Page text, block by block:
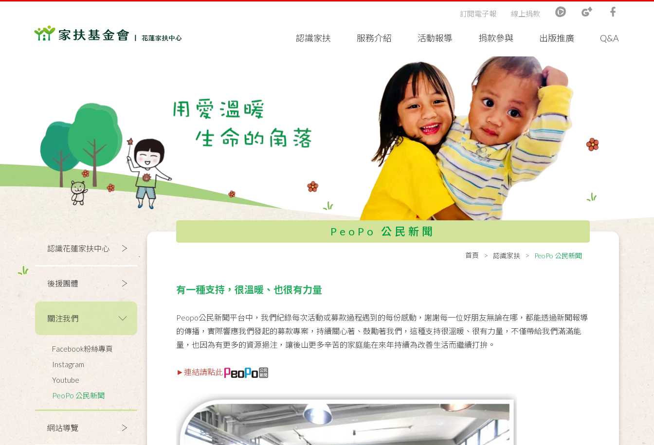
認識家扶 服務介紹 活動報導 捐款參與 出版推廣 Q&A
訂閱電子報 線上捐款
認識花蓮家扶中心
後援團體
關注我們
Facebook粉絲專頁
Instagram
Youtube
PeoPo 公民新聞
網站導覽
PeoPo 公民新聞
首頁 認識家扶 PeoPo 公民新聞
有一種支持，很溫暖、也很有力量
Peopo公民新聞平台中，我們紀錄每次活動或募款過程遇到的每份感動，謝謝每一位好朋友無論在哪，都能透過新聞報導
的傳播，實際響應我們發起的募款專案，持續關心著、鼓勵著我們，這種支持很溫暖、很有力量，不僅帶給我們滿滿能
量，也因為有更多的資源挹注，讓後山更多辛苦的家庭能在來年持續為改善生活而繼續打拚。
►連結請點此